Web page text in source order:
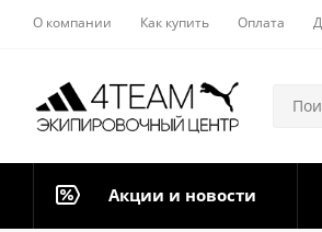
О компании Как купить Оплата
Акции и новости